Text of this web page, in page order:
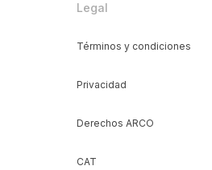
Legal
Términos y condiciones
Privacidad
Derechos ARCO
CAT